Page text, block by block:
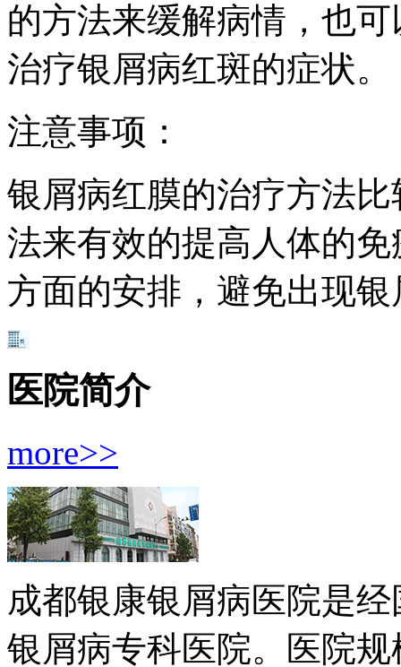
的方法来缓解病情，也
治疗银屑病红斑的症状。
注意事项：
银屑病红膜的治疗方法
法来有效的提高人体的
方面的安排，避免出现
医院简介
more>>
成都银康银屑病医院是
银屑病专科医院。医院规